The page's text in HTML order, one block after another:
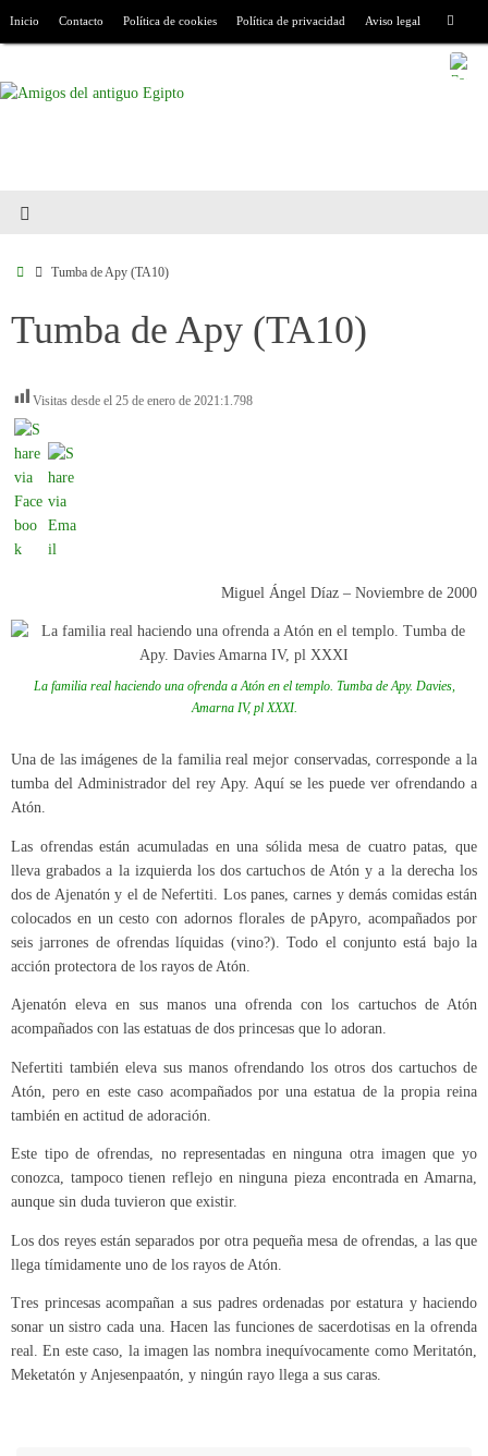
Inicio Contacto Política de cookies Política de privacidad Aviso legal
Tumba de Apy (TA10)
Tumba de Apy (TA10)
Visitas desde el 25 de enero de 2021:1.798
Miguel Ángel Díaz – Noviembre de 2000
La familia real haciendo una ofrenda a Atón en el templo. Tumba de Apy. Davies,
AmarnaIV, pl XXXI.
Una de las imágenes de la familia real mejor conservadas, corresponde a la
tumba del Administrador del rey Apy. Aquí se les puede ver ofrendando a
Atón.
Las ofrendas están acumuladas en una sólida mesa de cuatro patas, que
lleva grabados a la izquierda los dos cartuchos de Atón y a la derecha los
dos de Ajenatón y el de Nefertiti. Los panes, carnes y demás comidas están
colocados en un cesto con adornos florales de pApyro, acompañados por
seis jarrones de ofrendas líquidas (vino?). Todo el conjunto está bajo la
acción protectora de los rayos de Atón.
Ajenatón eleva en sus manos una ofrenda con los cartuchos de Atón
acompañados con las estatuas de dos princesas que lo adoran.
Nefertiti también eleva sus manos ofrendando los otros dos cartuchos de
Atón, pero en este caso acompañados por una estatua de la propia reina
también en actitud de adoración.
Este tipo de ofrendas, no representadas en ninguna otra imagen que yo
conozca, tampoco tienen reflejo en ninguna pieza encontrada en Amarna,
aunque sin duda tuvieron que existir.
Los dos reyes están separados por otra pequeña mesa de ofrendas, a las que
llega tímidamente uno de los rayos de Atón.
Tres princesas acompañan a sus padres ordenadas por estatura y haciendo
sonar un sistro cada una. Hacen las funciones de sacerdotisas en la ofrenda
real. En este caso, la imagen las nombra inequívocamente como Meritatón,
Meketatón y Anjesenpaatón, y ningún rayo llega a sus caras.